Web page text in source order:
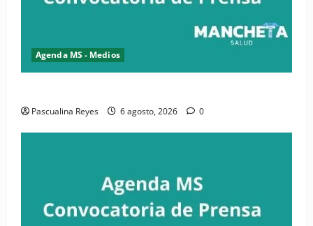
Agenda MS - Medios
Pascualina Reyes 6 agosto, 2026 0